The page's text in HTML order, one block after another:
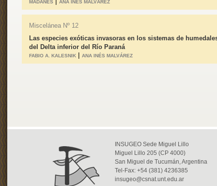
MADANES
ANA INÉS MALVÁREZ
Miscelánea Nº 12
Las especies exóticas invasoras en los sistemas de
del Delta inferior del Río Paraná
FABIO A. KALESNIK | ANA INÉS MALVÁREZ
INSUGEO Sede Miguel Lillo
Miguel Lillo 205 (CP 4000)
San Miguel de Tucumán, Argentina
Tel-Fax: +54 (381) 4236385
insugeo@csnat.unt.edu.ar